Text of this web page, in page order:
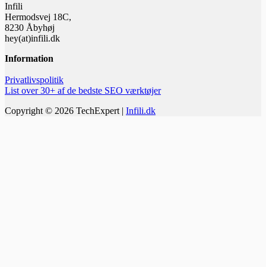
Infili
Hermodsvej 18C,
8230 Åbyhøj
hey(at)infili.dk
Information
Privatlivspolitik
List over 30+ af de bedste SEO værktøjer
Copyright © 2026 TechExpert | Infili.dk